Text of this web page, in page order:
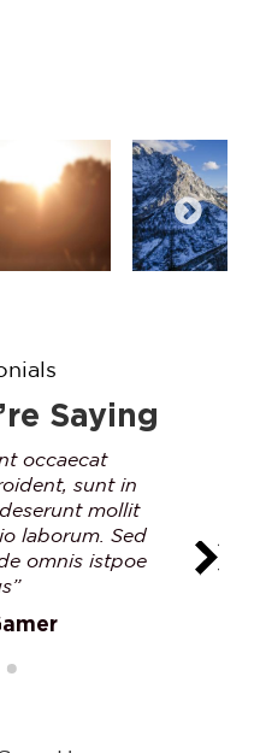
Saying
occaecat
sunt in
mollit
laborum. Sed
omnis istpoe